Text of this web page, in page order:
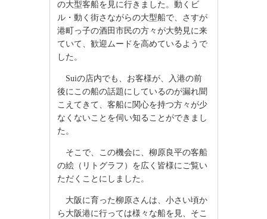
の大型客船を見に行きました。動くビ
ル・動く街さながらの大型船で、さすが
港町っ子の酒田市民の方々が大勢見に来
ていて、歓迎ムードを高めているようで
した。
Suiの店内でも、お客様が、入港の前
後にこの船の話題にしているのが漏れ聞
こえてきて、客船に関心を持つ方々が少
なくないことを伺い知ることができまし
た。
そこで、この機会に、柳原良平の客船
の絵（リトグラフ）を広く皆様にご覧い
ただくことにしました。
大阪に育った柳原さんは、小さい頃か
ら大阪港に行っては様々な船を見、そこ